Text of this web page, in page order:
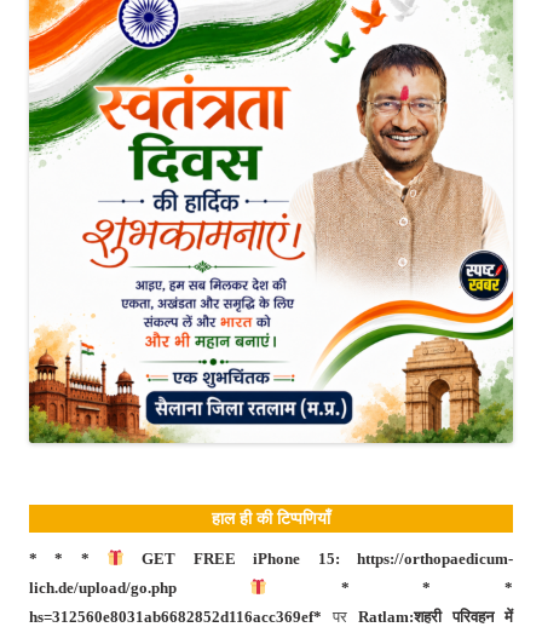
हाल ही की टिप्पणियाँ
* * *
GET FREE iPhone 15: https://orthopaedicum-
lich.de/upload/go.php
* * *
hs=312560e8031ab6682852d116acc369ef* पर Ratlam:शहरी परिवहन में